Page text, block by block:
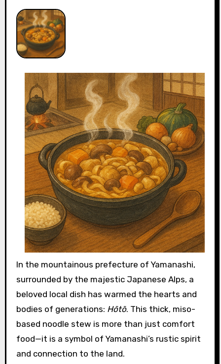
In the mountainous prefecture of Yamanashi,
surrounded by the majestic Japanese Alps, a
beloved local dish has warmed the hearts and
bodies of generations: Hōtō. This thick, miso-
based noodle stew is more than just comfort
food—it is a symbol of Yamanashi’s rustic spirit
and connection to the land.